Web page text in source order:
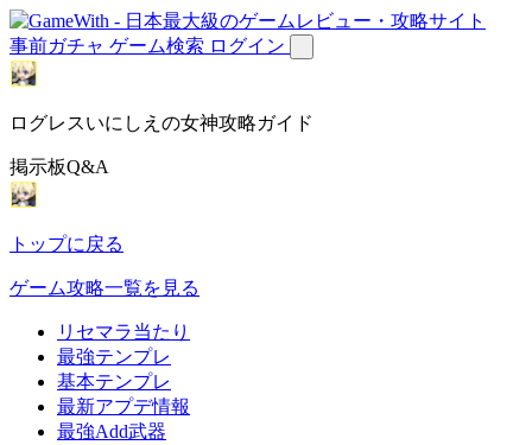
事前ガチャ ゲーム検索 ログイン
ログレスいにしえの女神攻略ガイド
掲示板Q&A
トップに戻る
ゲーム攻略一覧を見る
リセマラ当たり
最強テンプレ
基本テンプレ
最新アプデ情報
最強Add武器